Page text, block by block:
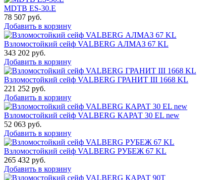
MDTB ES-30.Е
78 507 руб.
Добавить в корзину
Взломостойкий сейф VALBERG АЛМАЗ 67 KL
343 202 руб.
Добавить в корзину
Взломостойкий сейф VALBERG ГРАНИТ III 1668 KL
221 252 руб.
Добавить в корзину
Взломостойкий сейф VALBERG КАРАТ 30 EL new
52 063 руб.
Добавить в корзину
Взломостойкий сейф VALBERG РУБЕЖ 67 KL
265 432 руб.
Добавить в корзину